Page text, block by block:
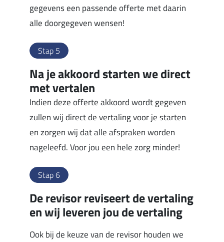
gegevens een passende offerte met daarin
alle doorgegeven wensen!
Stap 5
Na je akkoord starten we direct
met vertalen
Indien deze offerte akkoord wordt gegeven
zullen wij direct de vertaling voor je starten
en zorgen wij dat alle afspraken worden
nageleefd. Voor jou een hele zorg minder!
Stap 6
De revisor reviseert de vertaling
en wij leveren jou de vertaling
Ook bij de keuze van de revisor houden we